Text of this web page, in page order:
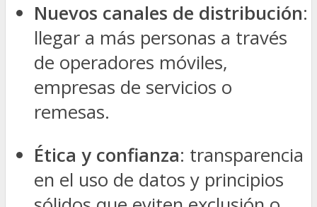
Nuevos canales de distribución:
llegar a más personas a través
de operadores móviles,
empresas de servicios o
remesas.
Ética y confianza: transparencia
en el uso de datos y principios